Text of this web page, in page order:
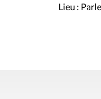
Lieu :